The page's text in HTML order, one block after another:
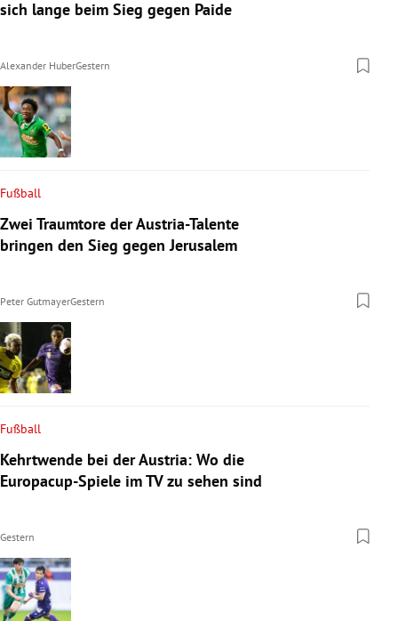
sich lange beim Sieg gegen Paide
Alexander HuberGestern
Fußball
Zwei Traumtore der Austria-Talente
bringen den Sieg gegen Jerusalem
Peter GutmayerGestern
Fußball
Kehrtwende bei der Austria: Wo die
Europacup-Spiele im TV zu sehen sind
Gestern